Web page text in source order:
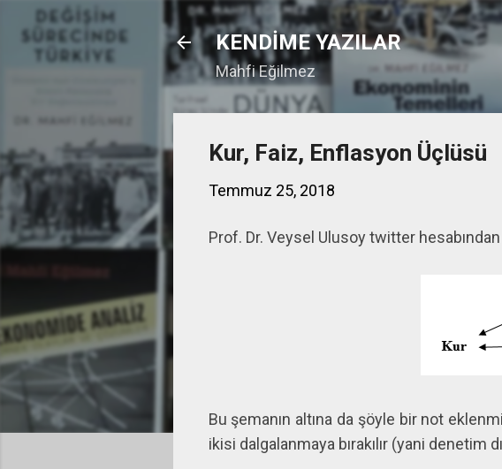
KENDİME YAZILAR
Mahfi Eğilmez
Kur, Faiz, Enflasyon Üçlüsü
Temmuz 25, 2018
Prof. Dr. Veysel Ulusoy twitter
Bu şemanın altına da şöyle bir not
ikisi dalgalanmaya bırakılır (yani denetim